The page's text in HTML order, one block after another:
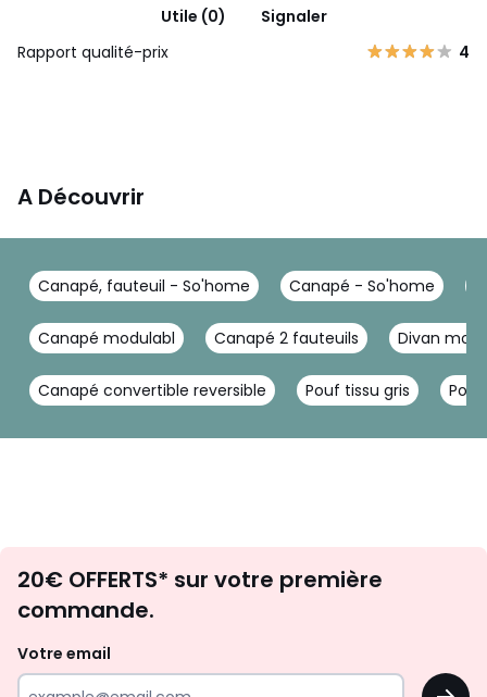
Utile (0)
Signaler
Rapport qualité-prix
4
A Découvrir
Canapé, fauteuil - So'home Canapé - So'home
Canapé modulabl Canapé 2 fauteuils Divan
Canapé convertible reversible Pouf tissu gris
d'inspirations
surprises?
20€ OFFERTS* sur votre première
commande.
Votre email
OK